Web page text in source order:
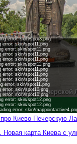
Киево-Печерскую
Новая карта Киева с